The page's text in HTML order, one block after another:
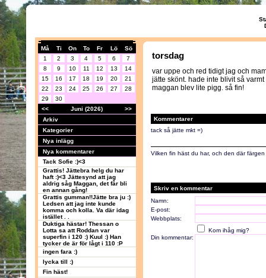
Må Ti On To Fr Lö
Sö
1
2 3 4 5 6
7
8
9 10 11 12 13
14
15
16 17 18 19 20
21
22
23 24 25 26 27
28
29
30
<<
Juni (2026)
>>
Arkiv
Kategorier
Nya inlägg
Nya kommentarer
Tack Sofie :)<3
Grattis! Jättebra helg du har
haft :)<3 Jättesynd att jag
aldrig såg Maggan, det får bli
en annan gång!
Grattis gumman!!Jätte bra ju :)
Ledsen att jag inte kunde
komma och kolla. Va där idag
istället . .
Duktiga hästar! Thessan o
Lotta sa att Roddan var
superfin i 120 :) Kuul :) Han
tycker de är för lågt i 110 :P
ingen fara :)
lycka till :)
Fin häst!
torsdag
var uppe och red tidigt jag och
jätte skönt. hade inte blivit så
maggan blev lite pigg. så fin!
Kommentarer
tack så jätte mkt =)
Vilken fin häst du har, och den där färgen
Skriv en kommentar
Namn:
E-post:
Webbplats:
Kom ihåg mig?
Din kommentar: